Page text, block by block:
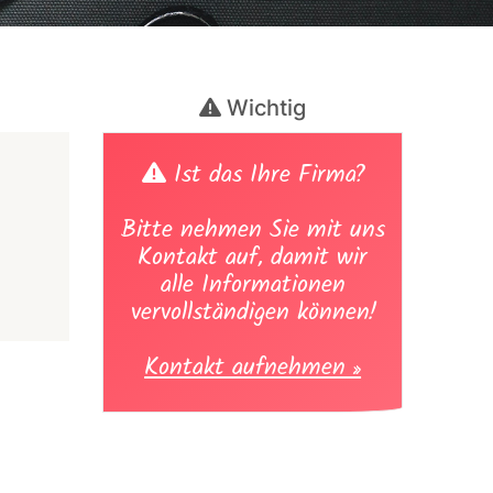
Wichtig
Ist das Ihre Firma?
Bitte nehmen Sie mit uns
Kontakt auf, damit wir
alle Informationen
vervollständigen können!
Kontakt aufnehmen »